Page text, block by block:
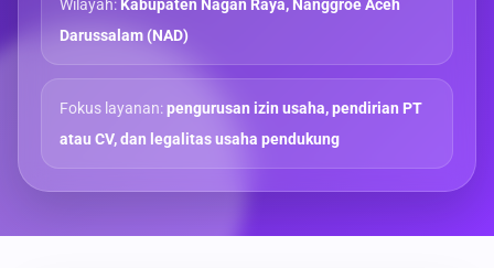
Wilayah: Kabupaten Nagan Raya, Nanggroe Aceh
Darussalam (NAD)
Fokus layanan:pengurusan izin usaha, pendirian PT
atau CV, dan legalitas usaha pendukung